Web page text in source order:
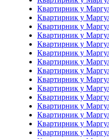
Квартирник у
Квартирник у
Квартирник у
Квартирник у
Квартирник у
Квартирник у
Квартирник у
Квартирник у
Квартирник у
Квартирник у
Квартирник у
Квартирник у
Квартирник у
Квартирник у
Квартирник у